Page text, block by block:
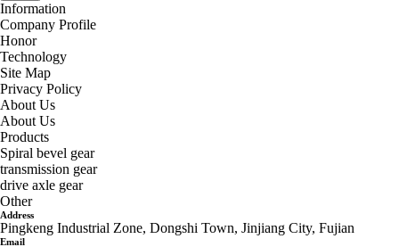
Information
Company Profile
Honor
Technology
Site Map
Privacy Policy
About Us
About Us
Products
Spiral bevel gear
transmission gear
drive axle gear
Other
Address
Pingkeng Industrial Zone, Dongshi Town, Jinjiang City, Fujian
Email